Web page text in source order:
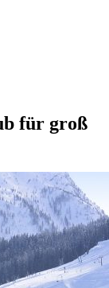
für groß